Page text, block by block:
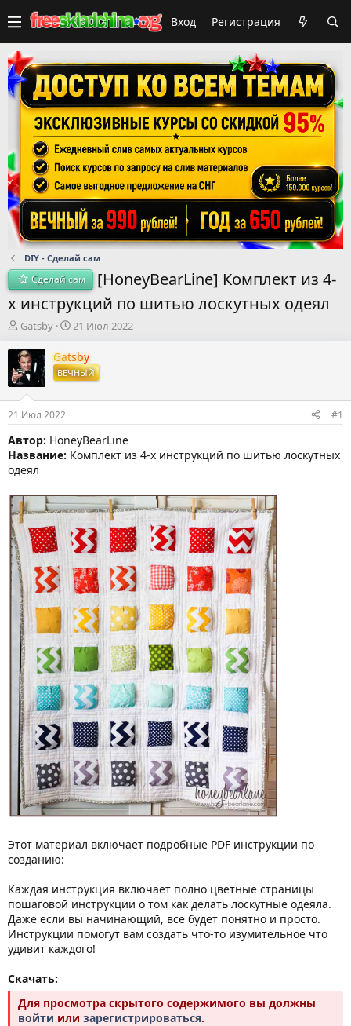
Вход Регистрация
DIY - Сделай сам
Сделай сам
[HoneyBearLine] Комплект из 4-
х инструкций по шитью лоскутных одеял
А
т
о
р
т
е
м
ы
Gatsby
Д
т
а
н
а
л
а
21 Июл 2022
Gatsby
ВЕЧНЫЙ
21 Июл 2022 #1
Автор: HoneyBearLine
Название: Комплект из 4-х инструкций по шитью лоскутных
одеял
Этот материал включает подробные PDF инструкции по
созданию:
Каждая инструкция включает полно цветные страницы
пошаговой инструкции о том как делать лоскутные одеяла.
Даже если вы начинающий, всё будет понятно и просто.
Инструкции помогут вам создать что-то изумительное что
удивит каждого!
Скачать:
Для просмотра скрытого содержимого вы должны
войти или зарегистрироваться.